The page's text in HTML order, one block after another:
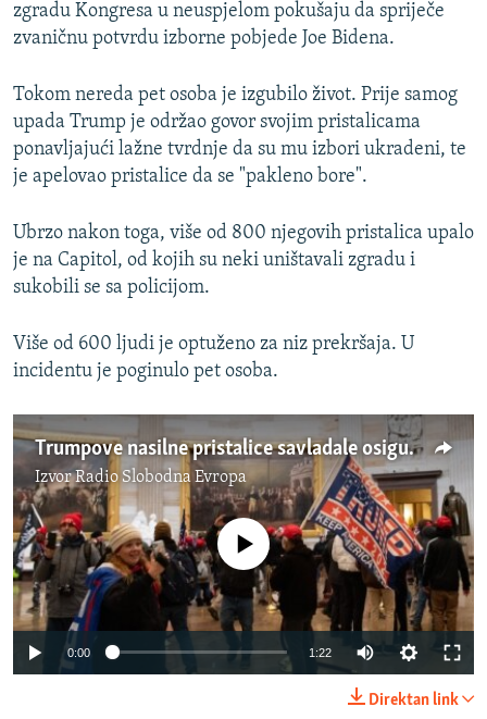
zgradu Kongresa u neuspjelom pokušaju da spriječe
zvaničnu potvrdu izborne pobjede Joe Bidena.
Tokom nereda pet osoba je izgubilo život. Prije samog
upada Trump je održao govor svojim pristalicama
ponavljajući lažne tvrdnje da su mu izbori ukradeni, te
je apelovao pristalice da se "pakleno bore".
Ubrzo nakon toga, više od 800 njegovih pristalica upalo
je na Capitol, od kojih su neki uništavali zgradu i
sukobili se sa policijom.
Više od 600 ljudi je optuženo za niz prekršaja. U
incidentu je poginulo pet osoba.
Trumpove nasilne pristalice savladale osiguranje američkog Kongresa
IzvorRadio Slobodna Evropa
No media source currently available
0:00 1:22
Direktan link